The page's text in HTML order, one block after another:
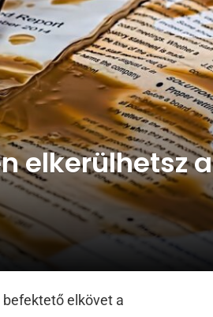
elkerülhetsz a
elkövet a